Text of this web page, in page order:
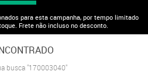
para esta campanha, por tempo limitado
Frete não incluso no desconto.
busca"170003040"